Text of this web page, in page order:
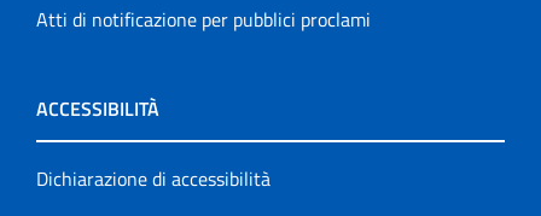
Atti di notificazione per pubblici proclami
ACCESSIBILITÀ
Dichiarazione di accessibilità